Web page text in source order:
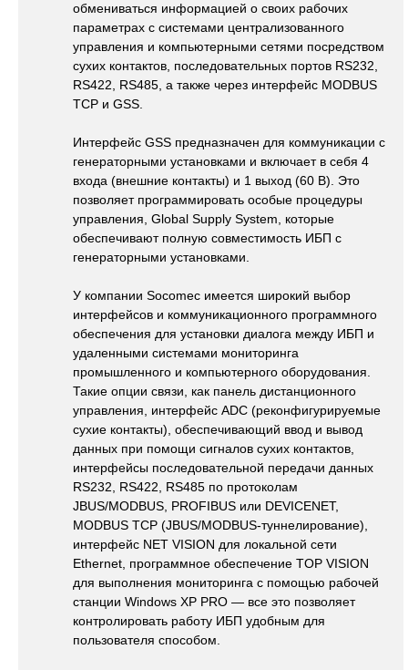
обмениваться информацией о своих рабочих
параметрах с системами централизованного
управления и компьютерными сетями посредством
сухих контактов, последовательных портов RS232,
RS422, RS485, а также через интерфейс MODBUS
TCP и GSS.
Интерфейс GSS предназначен для коммуникации с
генераторными установками и включает в себя 4
входа (внешние контакты) и 1 выход (60 В). Это
позволяет программировать особые процедуры
управления, Global Supply System, которые
обеспечивают полную совместимость ИБП с
генераторными установками.
У компании Socomec имеется широкий выбор
интерфейсов и коммуникационного программного
обеспечения для установки диалога между ИБП и
удаленными системами мониторинга
промышленного и компьютерного оборудования.
Такие опции связи, как панель дистанционного
управления, интерфейс ADC (реконфигурируемые
сухие контакты), обеспечивающий ввод и вывод
данных при помощи сигналов сухих контактов,
интерфейсы последовательной передачи данных
RS232, RS422, RS485 по протоколам
JBUS/MODBUS, PROFIBUS или DEVICENET,
MODBUS TCP (JBUS/MODBUS-туннелирование),
интерфейс NET VISION для локальной сети
Ethernet, программное обеспечение TOP VISION
для выполнения мониторинга с помощью рабочей
станции Windows XP PRO — все это позволяет
контролировать работу ИБП удобным для
пользователя способом.